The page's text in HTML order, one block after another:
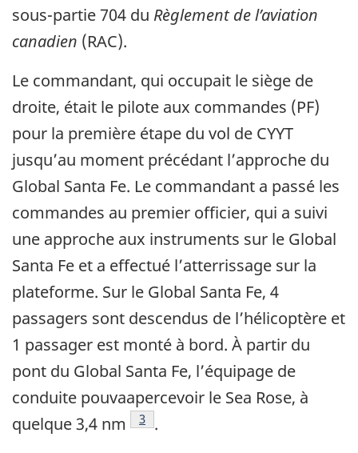
sous-partie 704 du Règlement de l’aviation
canadien (RAC).
Le commandant, qui occupait le siège de
droite, était le pilote aux commandes (PF)
pour la première étape du vol de CYYT
jusqu’au moment précédant l’approche du
Global Santa Fe. Le commandant a passé les
commandes au premier officier, qui a suivi
une approche aux instruments sur le Global
Santa Fe et a effectué l’atterrissage sur la
plateforme. Sur le Global Santa Fe, 4
passagers sont descendus de l’hélicoptère et
1 passager est monté à bord. À partir du
pont du Global Santa Fe, l’équipage de
conduite pouvaapercevoir le Sea Rose, à
quelque 3,4 nm
Footnote
3 .